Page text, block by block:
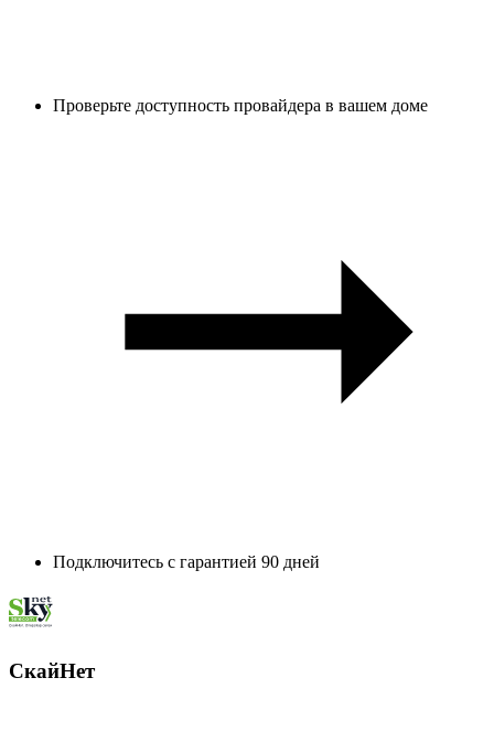
Проверьте доступность провайдера в вашем доме
Подключитесь с гарантией 90 дней
СкайНет